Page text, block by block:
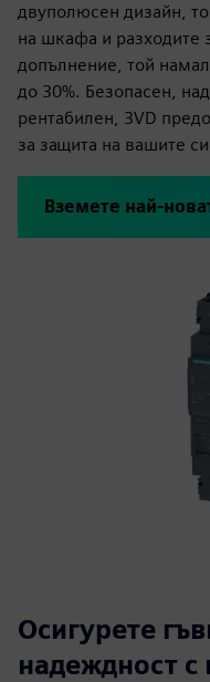
двуполюсен дизайн,
на шкафа и разходите
допълнение, той
до 30%. Безопасен,
рентабилен, 3VD
за защита на вашите
Вземете най-
Осигурете
надеждност с